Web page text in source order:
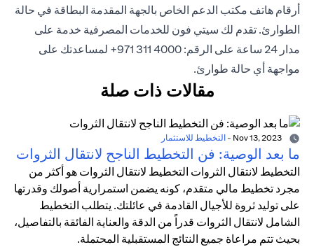
أرقام هاتف مكتب الدعم الخاص بالجهة المقدمة البطاقة في حالة
الطوارئ. تقدم لك سيتي فون للخدمات المصرفية خدمة على
مدار 24 ساعة على الرقم: 4000 311 971+ لمساعدتك على
مواجهة أي حالة طوارئ.
مقالات ذات صلة
- التخطيط للاستثمار
ما بعد الوصية: فن التخطيط الناجح لانتقال الثروات
التخطيط لانتقال الثروات التخطيط لانتقال الثروات هو أكثر من
مجرد تخطيط مالي متقدم، كونه يضمن استمرارية أصولك وقدرتها
على توليد ثروة للأجيال القادمة في عائلتك. يتطلب التخطيط
الشامل لانتقال الثروات قدراً من الدقة والعناية الفائقة بالتفاصيل،
بحيث تتم مراعاة جميع النتائج المستقبلية المحتملة.